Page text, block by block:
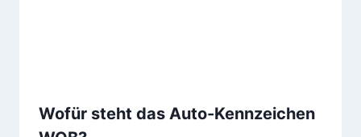
Wofür steht das Auto-Kennzeichen